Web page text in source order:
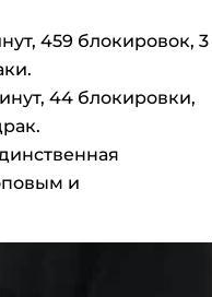
459 блокировок, 3
44 блокировки,
и